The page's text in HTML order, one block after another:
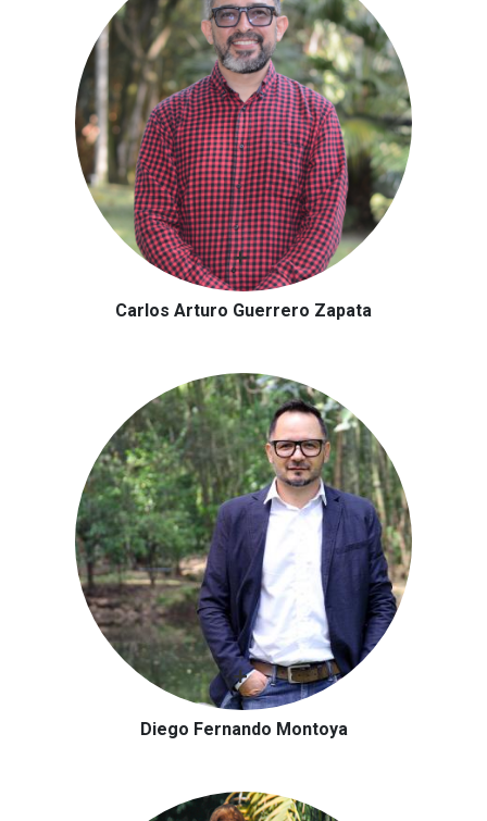
Carlos Arturo Guerrero Zapata
Diego Fernando Montoya